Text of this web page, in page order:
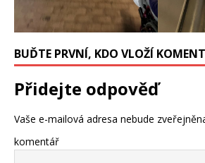
BUĎTE PRVNÍ, KDO VLOŽÍ
Přidejte odpověď
Vaše e-mailová adresa nebude
komentář